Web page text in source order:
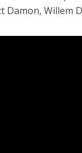
Damon, Willem